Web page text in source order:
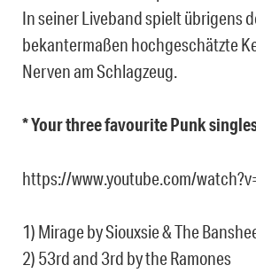
In seiner Liveband spielt übrigens
bekantermaßen hochgeschätzte
Nerven am Schlagzeug.
* Your three favourite Punk
https://www.youtube.com/
1) Mirage by Siouxsie & The
2) 53rd and 3rd by the Ramones